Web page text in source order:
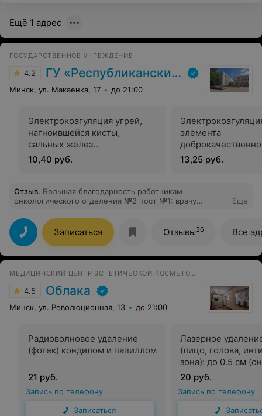
Ещё 1 адрес
ГОСУДАРСТВЕННОЕ УЧРЕЖДЕНИЕ
4.2 ГУ «Республиканский научно-практический центр медицинской экспертизы и реабилитаци»
Минск, ул. Макаенка, 17 до 21:00
Электрокоагуляция угрей,
нагноившейся кисты,
сальных желез
косметологом
10,40 руб.
элемента
новообразования
вирусной
контагиозный
кондилома)
13,25 руб.
Отзыв. Большая благодарность работникам
онкологического отделения №2 пост №1: врачу
медсестрам поста №1, работникам физкабинетов
№101,12/3, 115 за высокий профессионализм, доброту,
терпение,сочувствие по отношению к пациентам. Они
быстро откликались на любые просьбы пациентов.
Спасибо работникам кухни и столовой. Пища
Спасибо!
Еще
Записаться Отзывы36 Все
4.5 Облака
Минск, ул. Революционная, 13 до 21:00
Радиоволновое удаление
(фотек) кондилом и папиллом
21 руб.
Запись по телефону
Записаться
Лазерное
(лицо, голова,
зона): до 0.5 см
косметолог)
20 руб.
Запись по телефону